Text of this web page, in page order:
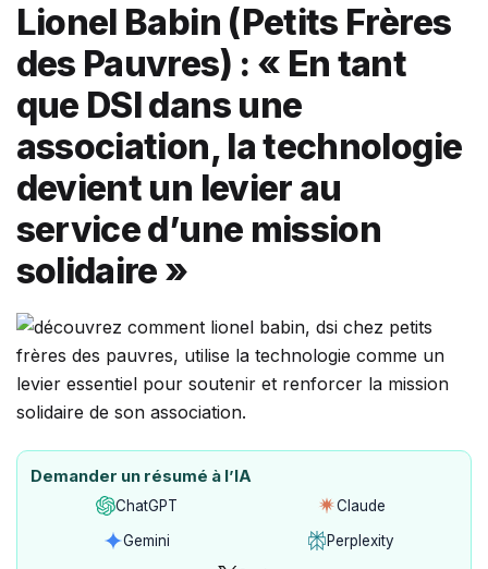
Lionel Babin (Petits Frères
des Pauvres) : « En tant
que DSI dans une
association, la technologie
devient un levier au
service d’une mission
solidaire »
Demander un résumé à l’IA
ChatGPT
Ouvrir
avec
Claude
Ouvrir
avec
Gemini
Ouvrir
Perplexity
Ouvrir